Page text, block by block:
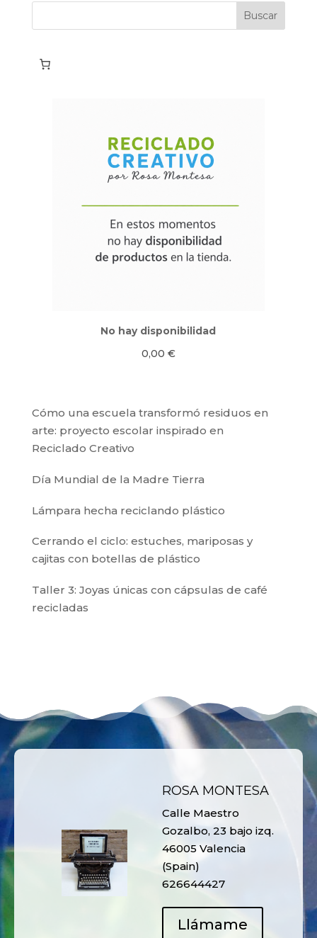
No hay disponibilidad
0,00 €
Cómo una escuela transformó residuos en
arte: proyecto escolar inspirado en
Reciclado Creativo
Día Mundial de la Madre Tierra
Lámpara hecha reciclando plástico
Cerrando el ciclo: estuches, mariposas y
cajitas con botellas de plástico
Taller 3: Joyas únicas con cápsulas de café
recicladas
ROSA MONTESA
Calle Maestro
Gozalbo, 23 bajo izq.
46005 Valencia
(Spain)
626644427
Llámame